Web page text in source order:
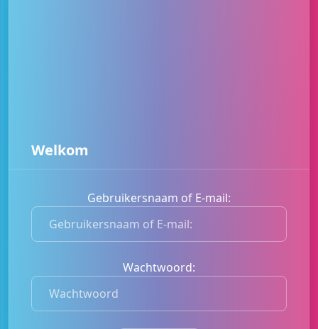
Welkom
Gebruikersnaam of E-mail:
e
r
k
Wachtwoord: